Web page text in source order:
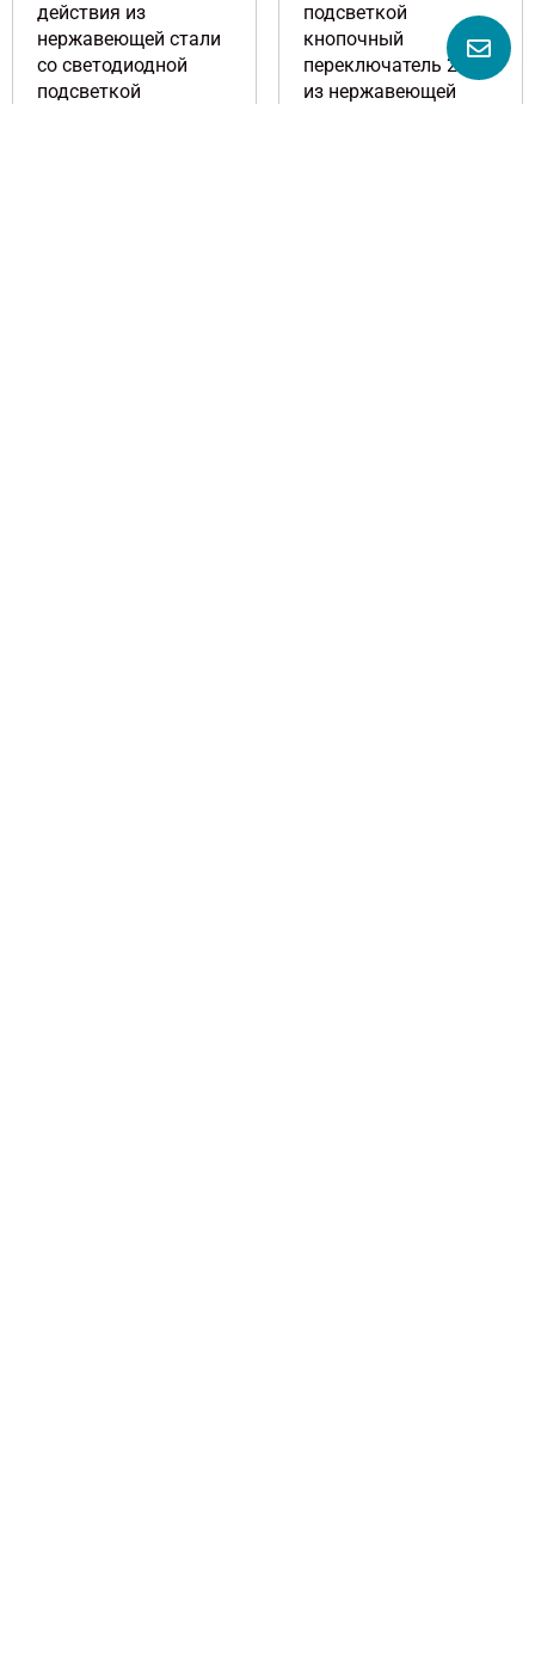
действия из
нержавеющей стали
со светодиодной
подсветкой
подсветкой
кнопочный
переключатель 24 В
из нержавеющей